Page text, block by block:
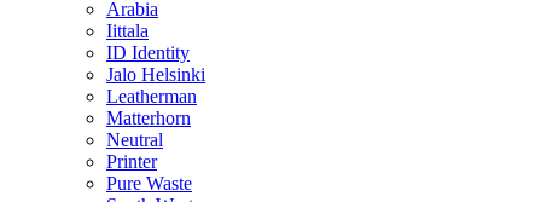
Arabia
Iittala
ID Identity
Jalo Helsinki
Leatherman
Matterhorn
Neutral
Printer
Pure Waste